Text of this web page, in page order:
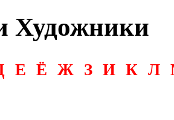
Художники
Е Ё Ж З И К Л